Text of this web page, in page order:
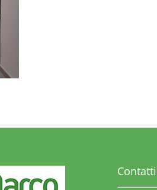
Contatti